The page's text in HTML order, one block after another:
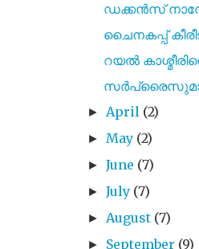
ഡക്കൻസ്
ചൈനകപ്പ്
റയൽ
► April (2)
► May (2)
►June (7)
►July (7)
► August (7)
► September (9)